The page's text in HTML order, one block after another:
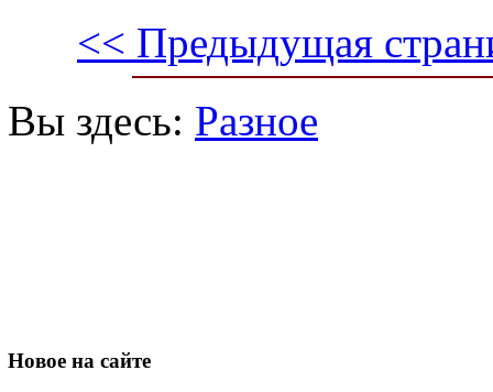
<< Предыдущая
Вы здесь: Разное
Новое на сайте